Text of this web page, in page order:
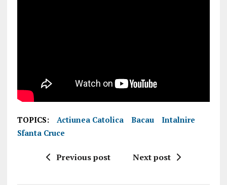
TOPICS: Actiunea Catolica Bacau
Intalnire
Sfanta Cruce
Previous post Next post